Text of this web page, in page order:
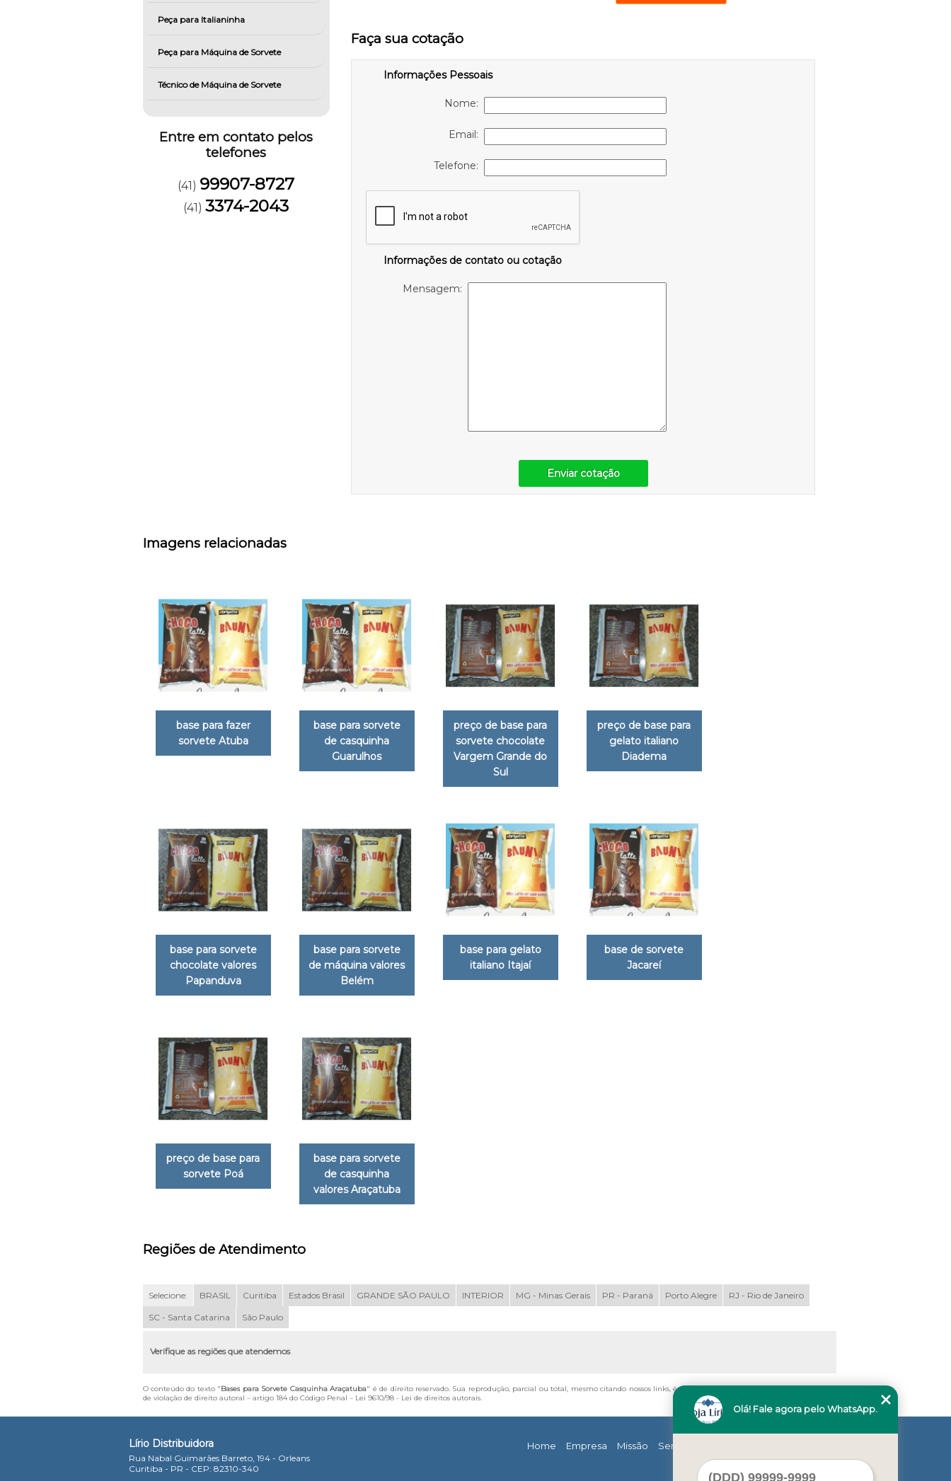
Peça para Italianinha
Peça para Máquina de Sorvete
Técnico de Máquina de Sorvete
Entre em contato pelos
telefones
(41) 99907-8727
(41)3374-2043
Faça sua cotação
Informações Pessoais
Nome:
Email:
Telefone:
Informações de contato ou cotação
Mensagem:
Enviar cotação
Imagens relacionadas
base para fazer
sorvete Atuba
base para sorvete
de casquinha
Guarulhos
preço de base para
sorvete chocolate
Vargem Grande do
Sul
preço de base para
gelato italiano
Diadema
base para sorvete
chocolate valores
Papanduva
base para sorvete
de máquina valores
Belém
base para gelato
italiano Itajaí
base de sorvete
Jacareí
preço de base para
sorvete Poá
base para sorvete
de casquinha
valores Araçatuba
Regiões de Atendimento
Selecione: BRASIL Curitiba Estados Brasil GRANDE SÃO PAULO INTERIOR MG - Minas Gerais PR - Paraná Porto Alegre RJ - Rio de Janeiro
SC - Santa Catarina São Paulo
Verifique as regiões que atendemos
O conteúdo do texto "Bases para Sorvete Casquinha Araçatuba" é de direito reservado. Sua reprodução, parcial ou total, mesmo citando nossos links, é proibida sem a autorização do autor. Crime
de violação de direito autoral – artigo 184 do Código Penal – Lei 9610/98 - Lei de direitos autorais.
Lírio Distribuidora
Rua Nabal Guimarães Barreto, 194 - Orleans
Curitiba - PR - CEP: 82310-340
Home Empresa Missão Serviços
Olá! Fale agora pelo WhatsApp.